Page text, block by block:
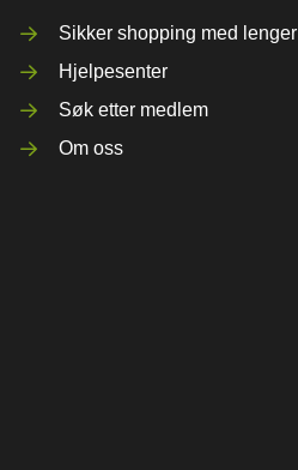
Sikker shopping med lenger
Hjelpesenter
Søk etter medlem
Om oss